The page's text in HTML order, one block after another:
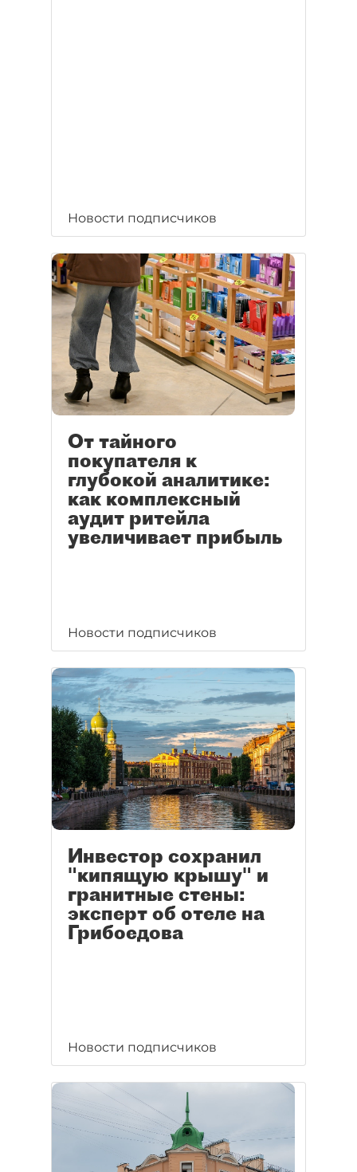
Новости подписчиков
От тайного
покупателя к
глубокой аналитике:
как комплексный
аудит ритейла
увеличивает прибыль
Новости подписчиков
Инвестор сохранил
"кипящую крышу" и
гранитные стены:
эксперт об отеле на
Грибоедова
Новости подписчиков